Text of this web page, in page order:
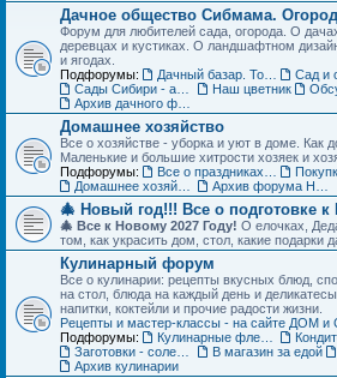
Дачное общество Сибмама.
Форум для любителей сада, огорода. О
деревцах и кустиках. О ландшафтном
и ягодах.
Подфорумы:
Наш цветник
Домашнее хозяйство
Все о хозяйстве - уборка и уют в доме. Как
Маленькие и большие хитрости хозяек и
Подфорумы:
🎄 Новый год!!! Все о подготовке к
🎄 Все к Новому 2027 Году! О елочках,
том, как украсить дом, стол, какие подарки
Кулинарный форум
Все о кулинарии: рецепты вкусных блюд,
на стол, блюда на каждый день и
напитки, коктейли и прочие радости жизни.
Рецепты и мастер-классы - на сайте ДОМ
Подфорумы:
В магазин за едой
Архив кулинарии